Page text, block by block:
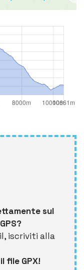
sul
iscriviti alla
file GPX!